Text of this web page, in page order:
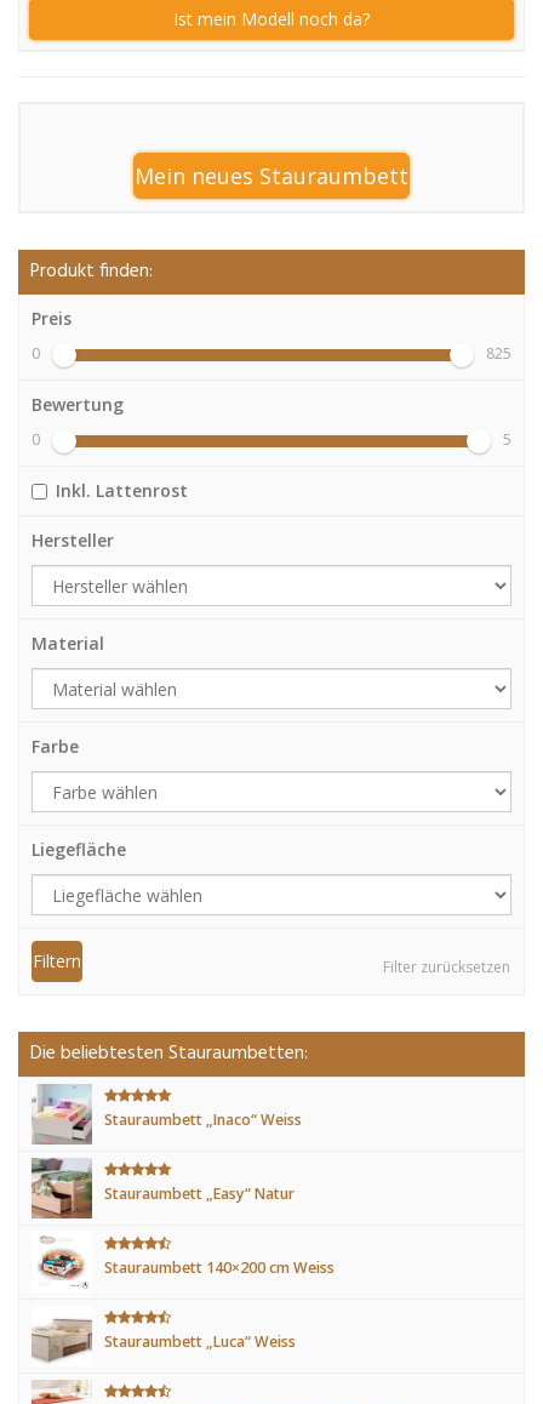
Ist mein Modell noch da?
Mein neues Stauraumbett
Produkt finden:
Preis
0 825
Bewertung
0 5
Inkl. Lattenrost
Hersteller
Material
Farbe
Liegefläche
Filter zurücksetzen
Filtern
Die beliebtesten Stauraumbetten:
Stauraumbett „Inaco“ Weiss
Stauraumbett „Easy“ Natur
Stauraumbett 140×200 cm Weiss
Stauraumbett „Luca“ Weiss